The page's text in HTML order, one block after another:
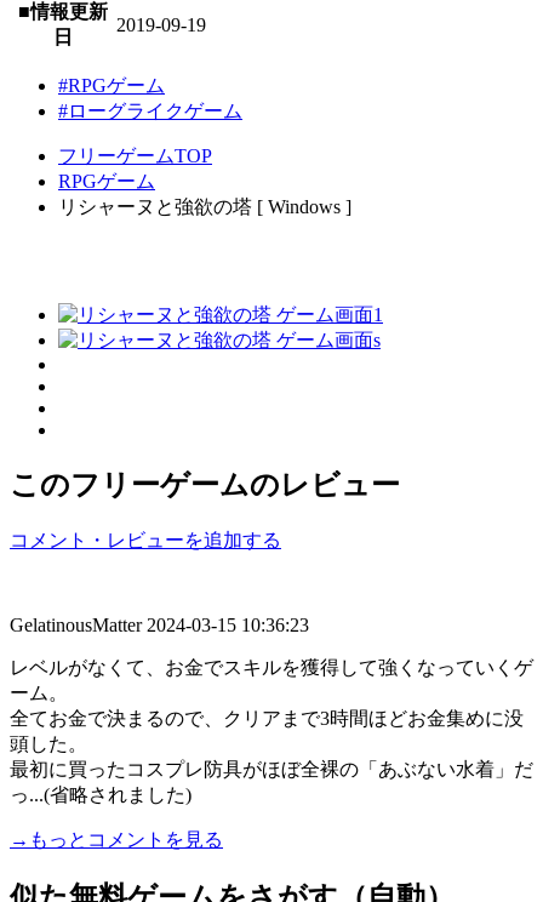
■情報更新
日
2019-09-19
#RPGゲーム
#ローグライクゲーム
フリーゲームTOP
RPGゲーム
リシャーヌと強欲の塔 [ Windows ]
このフリーゲームのレビュー
コメント・レビューを追加する
GelatinousMatter 2024-03-15 10:36:23
レベルがなくて、お金でスキルを獲得して強くなっていくゲ
ーム。
全てお金で決まるので、クリアまで3時間ほどお金集めに没
頭した。
最初に買ったコスプレ防具がほぼ全裸の「あぶない水着」だ
っ...(省略されました)
→もっとコメントを見る